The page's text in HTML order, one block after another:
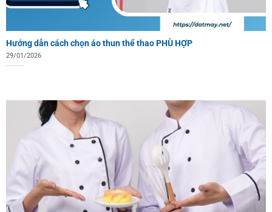
Hướng dẫn cách chọn áo thun thể thao PHÙ HỢP
29/01/2026